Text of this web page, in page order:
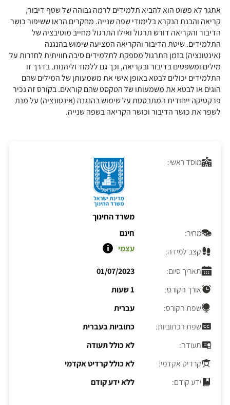
אתגר לא פשוט הוא להביא תלמידים לרמה גבוהה של שטף דיבור,
קריאה והבנת הנקרא בלימודי שפה שנייה. מחקרים הראו ששיפור כושר
הדיבור והקריאה דורש תרגול ואילו התרגול מחייב מוטיבציה של
התלמידים. שיטת הדיבור והקריאה המציעה שימוש בהנגנה
(אינטונציה) בזמן התרגול מספקת לתלמידים סיבה חוויתית לחזרות על
מילים ומשפטים בדיבור ובקריאה, וכך גם ללמוד וליהנות. בדרך זו
התלמידים יכולים לבטא באופן אישי את משמעותן של המילים שהם
הוגים או לבטא את משמעותו של הטקסט שהם קוראים. בקורס זה נכיר
פרקטיקה ייחודית המתבססת על שימוש בהנגנה (אינטונציה) על מנת
לשפר את כושר הדיבור וכושר הקריאה בשפה שנייה.
מוסד ראשי:
משרד החינוך
מחיר:
חינם
קצב למידה:
עצמי
תאריך סיום:
01/07/2023
אורך הקורס:
1 שעות
שפת הקורס:
עברית
שפת הכתוביות:
כתוביות בעברית
תעודה:
לא כולל תעודה
קרדיט אקדמי:
לא כולל קרדיט אקדמי
ידע קודם:
ללא ידע קודם